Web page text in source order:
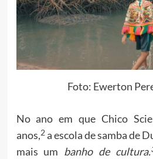
Foto: Ewerton
No ano em que Chico
anos,2a escola de samba de
mais um banho de cultura.